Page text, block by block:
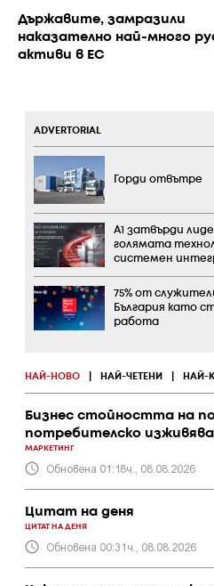
Държавите, замразили
наказателно най-много
активи в ЕС
НАЙ-НОВО НАЙ-ЧЕТЕНИ НАЙ-
Бизнес стойността на
потребителско
МАРКЕТИНГ
Обновена 01:18ч., 08.08.2026
Цитат на деня
ЦИТАТ НА ДЕНЯ
Обновена 00:31ч., 08.08.2026
ADVERTORIAL
Горди отвътре
А1 затвърди
голямата
системен
75% от
България като
работа